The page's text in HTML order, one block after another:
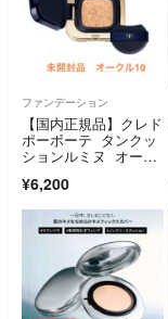
ファンデーション
【国内正規品】クレド
ポーボーテ タンクッ
ションルミヌ オーク
¥6,200